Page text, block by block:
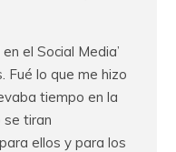
el Social Media’
Fué lo que me hizo
tiempo en la
se tiran
ellos y para los